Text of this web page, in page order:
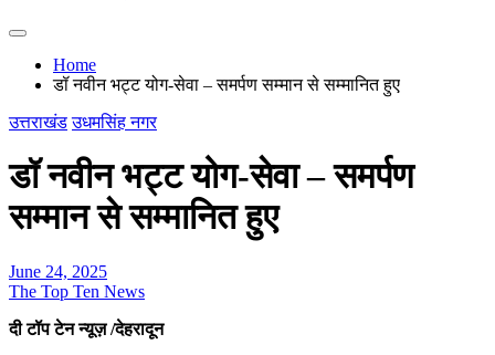
Home
डॉ नवीन भट्ट योग-सेवा – समर्पण सम्मान से सम्मानित हुए
उत्तराखंड उधमसिंह नगर
डॉ नवीन भट्ट योग-सेवा – समर्पण
सम्मान से सम्मानित हुए
June 24, 2025
The Top Ten News
दी टॉप टेन न्यूज़ /देहरादून